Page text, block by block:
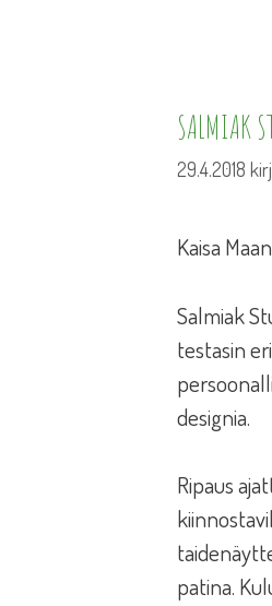
SALMIAK
29.4.2018
Kaisa
Salmiak
testasin
designia.
Ripaus
patina.